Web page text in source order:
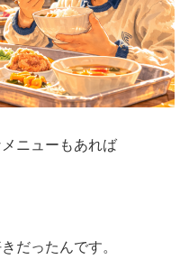
ニューもあれば
だったんです。